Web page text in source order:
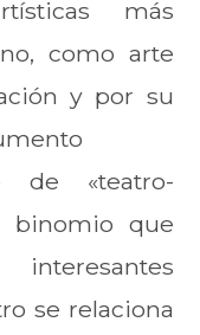
más
como arte
y por su
de «teatro-
binomio que
se relaciona